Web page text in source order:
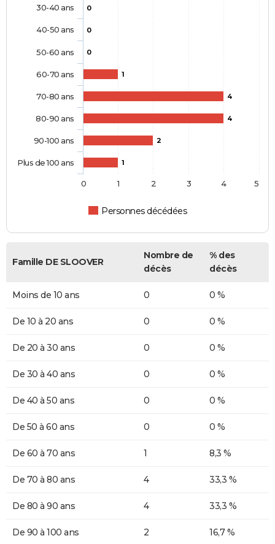
0
0
0
1
4
4
2
1
Personnes décédées
30-40 ans
40-50 ans
50-60 ans
60-70 ans
70-80 ans
80-90 ans
90-100 ans
Plus de 100 ans
0 1 2 3 4 5
Famille DE SLOOVER
Nombre de
décès
% des
décès
Moins de 10 ans 0 0 %
De 10 à 20 ans 0 0 %
De 20 à 30 ans 0 0 %
De 30 à 40 ans 0 0 %
De 40 à 50 ans 0 0 %
De 50 à 60 ans 0 0 %
De 60 à 70 ans 1 8,3 %
De 70 à 80 ans 4 33,3 %
De 80 à 90 ans 4 33,3 %
De 90 à 100 ans 2 16,7 %